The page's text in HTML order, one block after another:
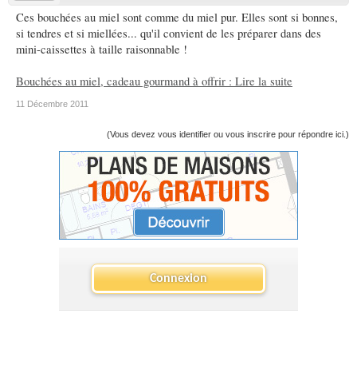
Ces bouchées au miel sont comme du miel pur. Elles sont si bonnes,
si tendres et si miellées... qu'il convient de les préparer dans des
mini-caissettes à taille raisonnable !
Bouchées au miel, cadeau gourmand à offrir : Lire la suite
11 Décembre 2011
(Vous devez vous identifier ou vous inscrire pour répondre ici.)
Connexion